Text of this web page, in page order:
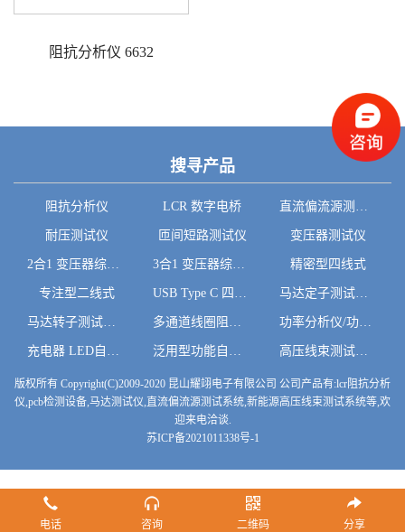
阻抗分析仪 6632
搜寻产品
阻抗分析仪 LCR 数字电桥
耐压测试仪 匝间短路测试仪 变压器测试仪
精密型四线式
专注型二线式 马达定子测试系统
功率分析仪/功率计
高压线束测试系统
版权所有 Copyright(C)2009-2020 昆山耀翊电子有限公司 公司产品有:lcr阻抗分析
仪,pcb检测设备,马达测试仪,直流偏流源测试系统,新能源高压线束测试系统等,欢
迎来电洽谈.
苏ICP备2021011338号-1
电话 咨询 二维码 分享